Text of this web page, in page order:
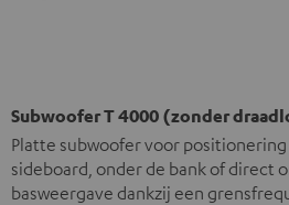
Subwoofer T 4000 (zonder
Platte subwoofer voor
sideboard, onder de bank of direct
basweergave dankzij een